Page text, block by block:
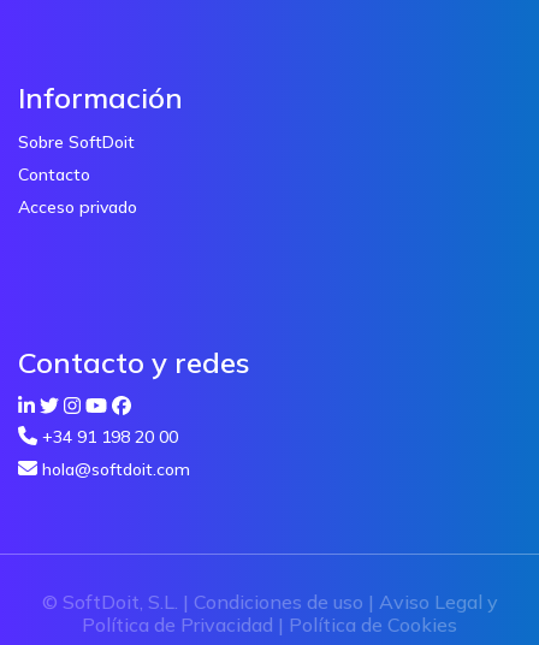
Información
Sobre SoftDoit
Contacto
Acceso privado
Contacto y redes
+34 91 198 20 00
hola@softdoit.com
© SoftDoit, S.L. | Condiciones de uso | Aviso Legal y
Política de Privacidad | Política de Cookies